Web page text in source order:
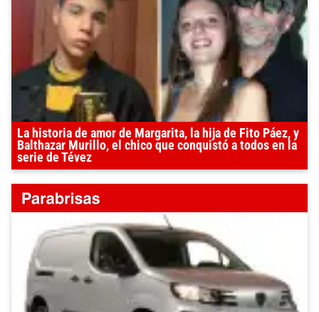
La historia de amor de Margarita, la hija de Fito Páez, y
Balthazar Murillo, el chico que conquistó a todos en la
serie de Tévez